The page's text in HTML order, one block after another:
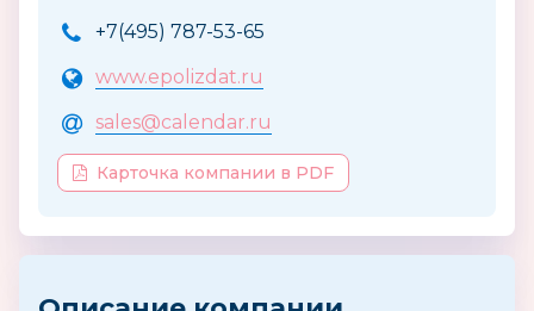
+7(495) 787-53-65
www.epolizdat.ru
sales@calendar.ru
Карточка компании в PDF